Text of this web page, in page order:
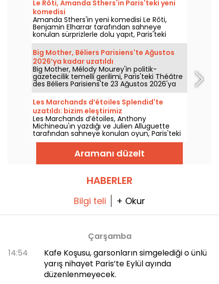
Le Rôti, Amanda Sthers'in Paris'teki yeni
komedisi
Amanda Sthers'in yeni komedisi Le Rôti,
Benjamin Elharrar tarafından sahneye
konulan sürprizlerle dolu yapıt, Paris'teki
Comédie Saint-Martin'de 15 Ekim 2026'ya
kadar izleyiciyle buluşuyor.
Big Mother, Béliers Parisiens'te Ağustos
2026’ya kadar uzatıldı
Big Mother, Mélody Mourey'in politik-
gazetecilik temelli gerilimi, Paris'teki Théâtre
des Béliers Parisiens'te 23 Ağustos 2026'ya
kadar uzatıldı; gösterimler Salı'dan Pazar'a
kadar sürüyor.
Les Marchands d’étoiles Splendid'te
uzatıldı: bizim eleştirimiz
Les Marchands d’étoiles, Anthony
Michineau'ın yazdığı ve Julien Alluguette
tarafından sahneye konulan oyun, Paris'teki
Splendid'te 3 Ocak 2027'ye kadar uzatıldı.
Aramanı düzelt
HABERLER
Bilgi teli + Okur
Çarşamba
14:54
Kafe Koşusu, garsonların simgelediği o ünlü
yarış nihayet Paris’te Eylül ayında
düzenlenmeyecek.